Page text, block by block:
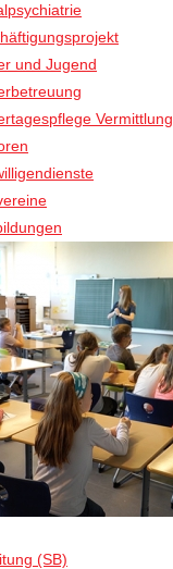
und Jugend
Vermittlung
(SB)